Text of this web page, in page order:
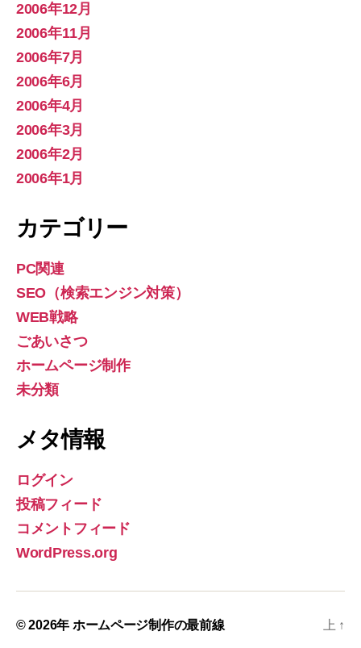
2006年12月
2006年11月
2006年7月
2006年6月
2006年4月
2006年3月
2006年2月
2006年1月
カテゴリー
PC関連
SEO（検索エンジン対策）
WEB戦略
ごあいさつ
ホームページ制作
未分類
メタ情報
ログイン
投稿フィード
コメントフィード
WordPress.org
© 2026年 ホームページ制作の最前線 上 ↑